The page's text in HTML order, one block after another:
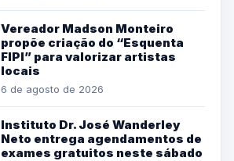
Vereador Madson Monteiro
propõe criação do “Esquenta
FIPI” para valorizar artistas
locais
6 de agosto de 2026
Instituto Dr. José Wanderley
Neto entrega agendamentos de
exames gratuitos neste sábado